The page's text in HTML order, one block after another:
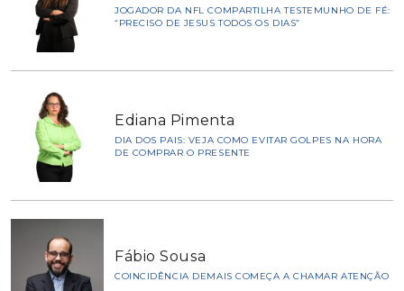
JOGADOR DA NFL COMPARTILHA TESTEMUNHO DE FÉ:
“PRECISO DE JESUS TODOS OS DIAS”
Ediana Pimenta
DIA DOS PAIS: VEJA COMO EVITAR GOLPES NA HORA
DE COMPRAR O PRESENTE
Fábio Sousa
COINCIDÊNCIA DEMAIS COMEÇA A CHAMAR ATENÇÃO